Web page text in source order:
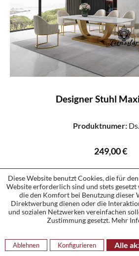
Designer Stuhl
Produktnumer:
249,00 €
Merken |
Diese Website benutzt Cookies, die für
Website erforderlich sind und stets gesetzt
die den Komfort bei Benutzung dieser
Direktwerbung dienen oder die
und sozialen Netzwerken vereinfachen
Zustimmung gesetzt. Mehr
Ablehnen Alle
Konfigurieren